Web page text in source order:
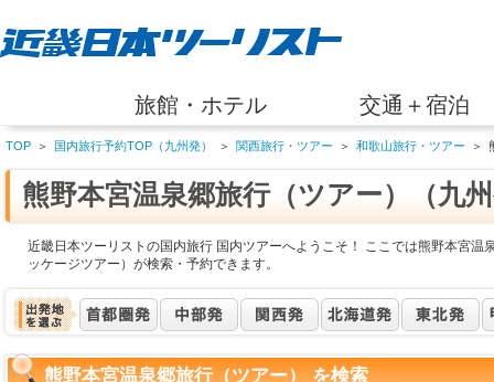
旅館・ホテル 交通＋宿泊
TOP ＞ 国内旅行予約TOP（九州発） ＞ 関西旅行・ツアー ＞ 和歌山旅行・ツアー ＞
熊野本宮温泉郷旅行（ツアー）（九
近畿日本ツーリストの国内旅行 国内ツアーへようこそ！ ここでは熊野本宮温
ッケージツアー）が検索・予約できます。
熊野本宮温泉郷旅行（ツアー） を検索